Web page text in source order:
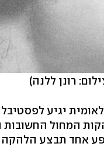
רונן ללנה)
יגיע
המחול החשובות
אחד תבצע